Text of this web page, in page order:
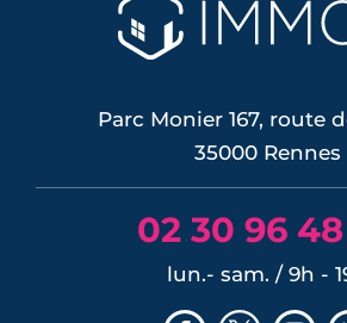
Parc Monier 167, route
35000 Rennes
02 30 96
lun.- sam. / 9h -